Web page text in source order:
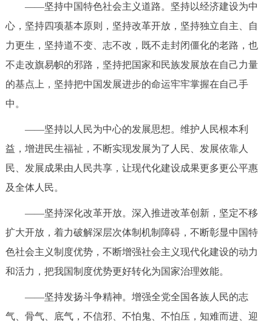
——坚持中国特色社会主义道路。坚持以经济建设为中
心，坚持四项基本原则，坚持改革开放，坚持独立自主、自
力更生，坚持道不变、志不改，既不走封闭僵化的老路，也
不走改旗易帜的邪路，坚持把国家和民族发展放在自己力量
的基点上，坚持把中国发展进步的命运牢牢掌握在自己手
中。
——坚持以人民为中心的发展思想。维护人民根本利
益，增进民生福祉，不断实现发展为了人民、发展依靠人
民、发展成果由人民共享，让现代化建设成果更多更公平惠
及全体人民。
——坚持深化改革开放。深入推进改革创新，坚定不移
扩大开放，着力破解深层次体制机制障碍，不断彰显中国特
色社会主义制度优势，不断增强社会主义现代化建设的动力
和活力，把我国制度优势更好转化为国家治理效能。
——坚持发扬斗争精神。增强全党全国各族人民的志
气、骨气、底气，不信邪、不怕鬼、不怕压，知难而进、迎